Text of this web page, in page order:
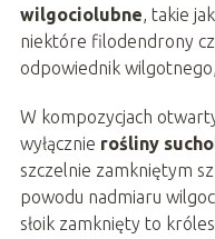
wilgociolubne, takie
niektóre filodendrony
odpowiednik
W kompozycjach
wyłącznie rośliny
szczelnie zamkniętym
powodu nadmiaru
słoik zamknięty to